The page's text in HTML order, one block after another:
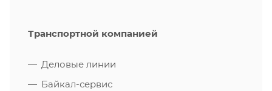
Транспортной компанией
Деловые линии
Байкал-сервис